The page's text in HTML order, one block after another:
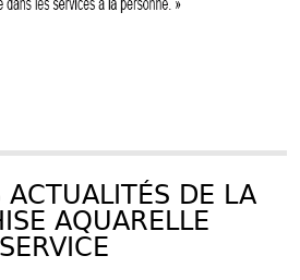
ACTUALITÉS DE LA
AQUARELLE
SERVICE